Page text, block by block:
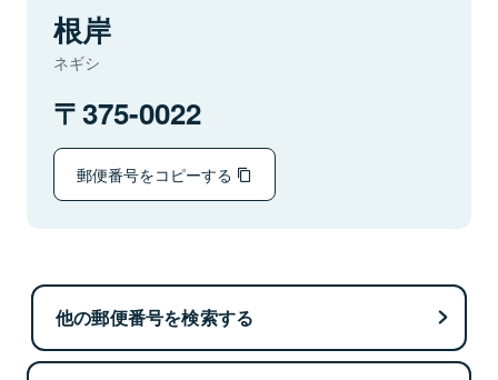
根岸
ネギシ
375-0022
郵便番号をコピーする
他の郵便番号を検索する